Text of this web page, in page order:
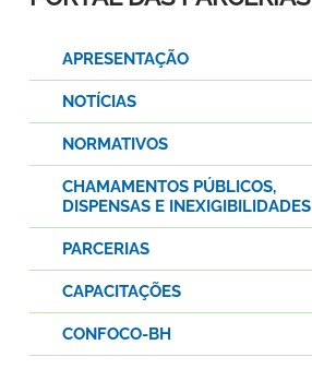
APRESENTAÇÃO
NOTÍCIAS
NORMATIVOS
CHAMAMENTOS PÚBLICOS,
DISPENSAS E INEXIGIBILIDADES
PARCERIAS
CAPACITAÇÕES
CONFOCO-BH